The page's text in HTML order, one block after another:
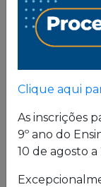
formação,
consistente
Clique aqui
As inscrições
9º ano do
10 de agosto